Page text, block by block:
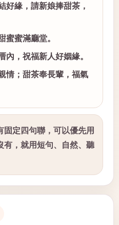
好緣，請新娘捧甜茶，
蜜蜜滿廳堂。
內，祝福新人好姻緣。
情；甜茶奉長輩，福氣
定四句聯，可以優先用
有，就用短句、自然、聽